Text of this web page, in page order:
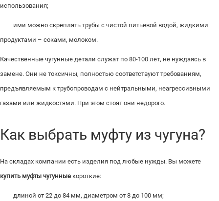
использования;
ими можно скреплять трубы с чистой питьевой водой, жидкими
продуктами – соками, молоком.
Качественные чугунные детали служат по 80-100 лет, не нуждаясь в
замене. Они не токсичны, полностью соответствуют требованиям,
предъявляемым к трубопроводам с нейтральными, неагрессивными
газами или жидкостями. При этом стоят они недорого.
Как выбрать муфту из чугуна?
На складах компании есть изделия под любые нужды. Вы можете
купить муфты чугунные короткие:
длиной от 22 до 84 мм, диаметром от 8 до 100 мм;